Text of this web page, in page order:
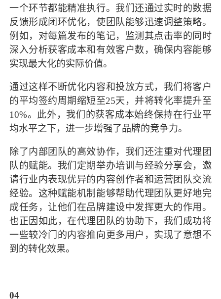
一个环节都能精准执行。我们还通过实时的数据
反馈形成闭环优化，使团队能够迅速调整策略。
例如，对每篇发布的笔记，监测其点击率的同时
深入分析获客成本和有效客户数，确保内容能够
实现最大化的实际价值。
通过这样不断优化内容和投放方式，我们将客户
的平均签约周期缩短至25天，并将转化率提升至
10%。此外，我们的获客成本始终保持在行业平
均水平之下，进一步增强了品牌的竞争力。
除了内部团队的高效协作，我们还注重对代理团
队的赋能。我们定期举办培训与经验分享会，邀
请行业内表现优异的内容创作者和运营团队交流
经验。这种赋能机制能够帮助代理团队更好地完
成任务，让他们在品牌建设中发挥更大的作用。
也正因如此，在代理团队的协助下，我们成功将
一些较冷门的内容推向更多用户，实现了意想不
到的转化效果。
04